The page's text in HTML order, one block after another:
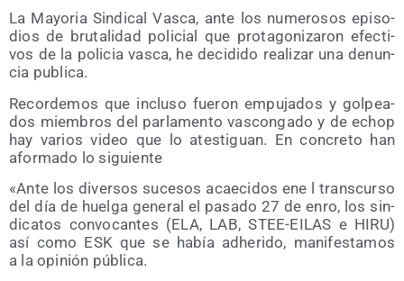
La Mayo­ria Sin­di­cal Vas­ca, ante los nume­ro­sos epi­so­
dios de bru­ta­li­dad poli­cial que pro­ta­go­ni­za­ron efec­ti­
vos de la poli­cia vas­ca, he deci­di­do rea­li­zar una denun­
cia publica.
Recor­de­mos que inclu­so fue­ron empu­ja­dos y gol­pea­
dos miem­bros del par­la­men­to vas­con­ga­do y de echop
hay varios video que lo ates­ti­guan. En con­cre­to han
afor­ma­do lo siguiente
«Ante los diver­sos suce­sos acae­ci­dos ene l trans­cur­so
del día de huel­ga gene­ral el pasa­do 27 de enro, los sin­
di­ca­tos con­vo­can­tes (ELA, LAB, STEE-EILAS e HIRU)
así como ESK que se había adhe­ri­do, mani­fes­ta­mos
a la opi­nión pública.